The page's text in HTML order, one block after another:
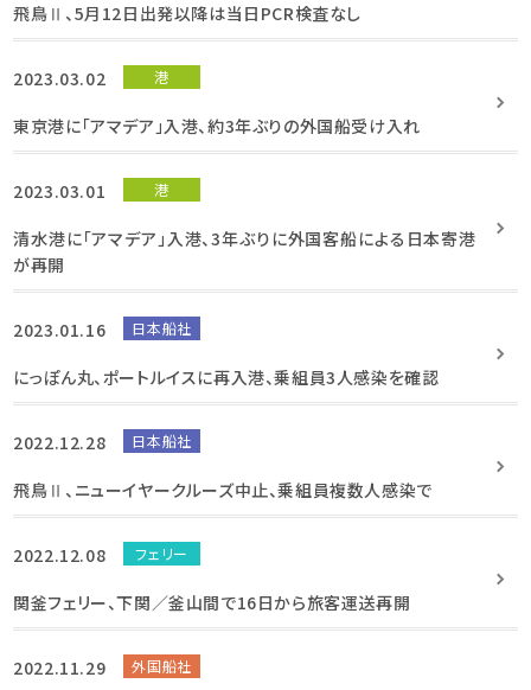
飛鳥Ⅱ、5月12日出発以降は当日PCR検査なし
2023.03.02 港
東京港に「アマデア」入港、約3年ぶりの外国船受け入れ
2023.03.01 港
清水港に「アマデア」入港、3年ぶりに外国客船による日本寄港
が再開
2023.01.16 日本船社
にっぽん丸、ポートルイスに再入港、乗組員3人感染を確認
2022.12.28 日本船社
飛鳥Ⅱ、ニューイヤークルーズ中止、乗組員複数人感染で
2022.12.08 フェリー
関釜フェリー、下関／釜山間で16日から旅客運送再開
2022.11.29 外国船社